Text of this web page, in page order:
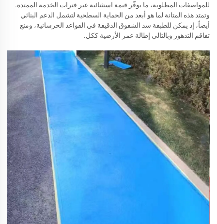
للمواصفات المطلوبة، ما يوفّر قيمة استثنائية عبر فترات الخدمة الممتدة.
وتمتد هذه المتانة لما هو أبعد من الحماية السطحية لتشمل الدعم البنائي
أيضاً، إذ يمكن للطبقة سد الشقوق الدقيقة في القواعد الخرسانية، ومنع
تفاقم التدهور وبالتالي إطالة عمر الأرضية ككل.